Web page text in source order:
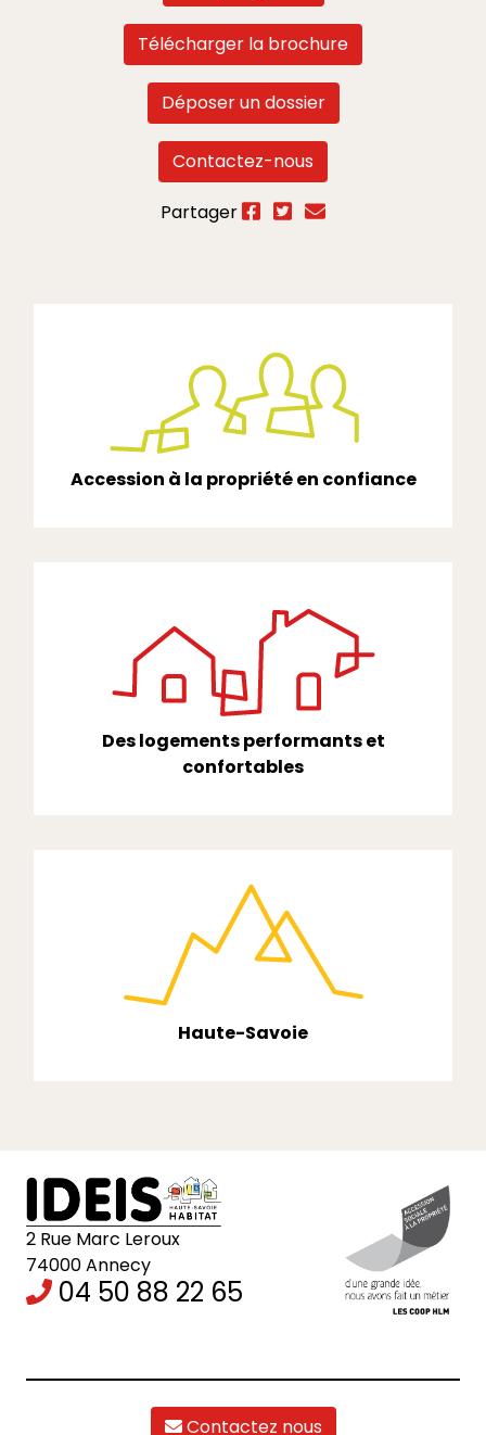
Télécharger la brochure
Déposer un dossier
Contactez-nous
Partager
Accession à la propriété en confiance
Des logements performants et
confortables
Haute-Savoie
2 Rue Marc Leroux
74000 Annecy
04 50 88 22 65
Contactez nous